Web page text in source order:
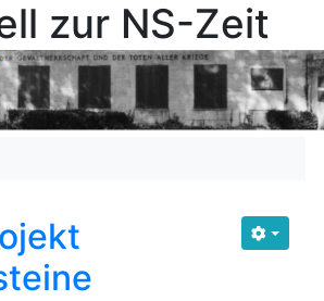
zur NS-Zeit